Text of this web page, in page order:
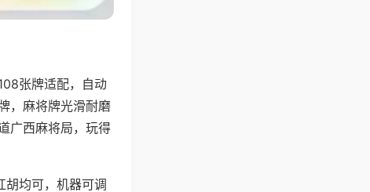
张牌适配，自动
，麻将牌光滑耐磨
广西麻将局，玩得
胡均可，机器可调